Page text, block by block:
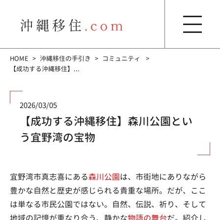
HOME 沖縄移住の手引き
コミュニティ
【成功する沖縄移住】...
2026/03/05
【成功する沖縄移住】森川公園とい
う宜野湾の宝物
宜野湾市真志喜にある森川公園は、市街地にありながら
豊かな自然と歴史が感じられる貴重な場所。だが、ここ
は単なる市民公園ではない。自然、伝説、祈り、そして